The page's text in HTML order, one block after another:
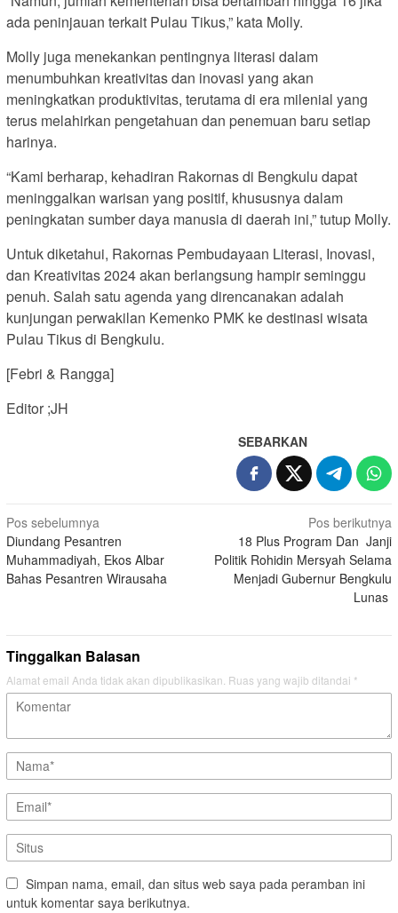
ada peninjauan terkait Pulau Tikus,” kata Molly.
Molly juga menekankan pentingnya literasi dalam
menumbuhkan kreativitas dan inovasi yang akan
meningkatkan produktivitas, terutama di era milenial yang
terus melahirkan pengetahuan dan penemuan baru setiap
harinya.
“Kami berharap, kehadiran Rakornas di Bengkulu dapat
meninggalkan warisan yang positif, khususnya dalam
peningkatan sumber daya manusia di daerah ini,” tutup Molly.
Untuk diketahui, Rakornas Pembudayaan Literasi, Inovasi,
dan Kreativitas 2024 akan berlangsung hampir seminggu
penuh. Salah satu agenda yang direncanakan adalah
kunjungan perwakilan Kemenko PMK ke destinasi wisata
Pulau Tikus di Bengkulu.
[Febri & Rangga]
Editor ;JH
SEBARKAN
Navigasi
pos
Pos sebelumnya
Diundang Pesantren
Muhammadiyah, Ekos Albar
Bahas Pesantren Wirausaha
Pos berikutnya
18 Plus Program Dan Janji
Politik Rohidin Mersyah Selama
Menjadi Gubernur Bengkulu
Lunas
Tinggalkan Balasan
Alamat email Anda tidak akan dipublikasikan. Ruas yang wajib ditandai *
Simpan nama, email, dan situs web saya pada peramban ini
untuk komentar saya berikutnya.